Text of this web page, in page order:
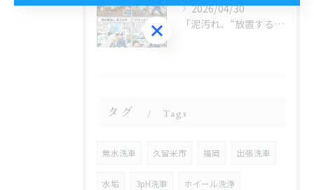
2026/04/30
「泥汚れ、“放置すると最強クラス”です😇」
タグ Tags
無水洗車 久留米市 福岡 出張洗車
水垢 3pH洗車 ホイール洗浄
ご予約はこちら